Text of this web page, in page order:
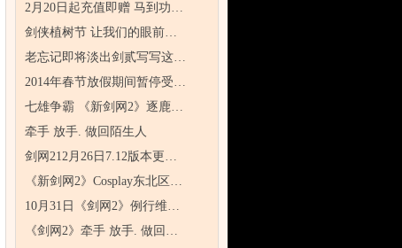
2月20日起充值即赠 马到功…
剑侠植树节 让我们的眼前…
老忘记即将淡出剑贰写写这…
2014年春节放假期间暂停受…
七雄争霸 《新剑网2》逐鹿…
牵手 放手. 做回陌生人
剑网212月26日7.12版本更…
《新剑网2》Cosplay东北区…
10月31日《剑网2》例行维…
《剑网2》牵手 放手. 做回…